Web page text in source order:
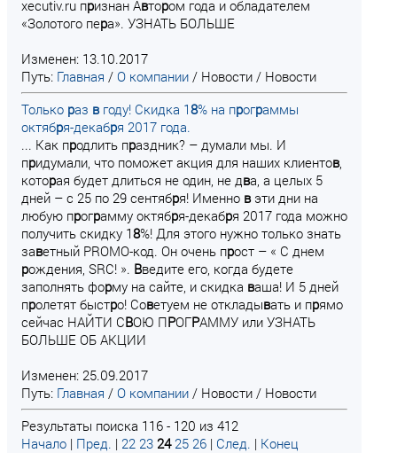
xecutiv.ru признан Автором года и обладателем
«Золотого пера». УЗНАТЬ БОЛЬШЕ
Изменен: 13.10.2017
Путь: Главная / О компании / Новости / Новости
Только раз вгоду! Скидка 18% на программы
октября-декабря 2017 года.
... Как продлить праздник? – думали мы. И
придумали, что поможет акция для наших клиентов,
которая будет длиться не один, не два, а целых 5
дней – с 25 по 29 сентября! Именно вэти дни на
любую программу октября-декабря 2017 года можно
получить скидку 18%! Для этого нужно только знать
заветный PROMO-код. Он очень прост – « С днем
рождения, SRC! ». Введите его, когда будете
заполнять форму на сайте, и скидка ваша! И 5 дней
пролетят быстро! Советуем не откладывать и прямо
сейчас НАЙТИ СВОЮ ПРОГРАММУ или УЗНАТЬ
БОЛЬШЕ ОБ АКЦИИ
Изменен: 25.09.2017
Путь: Главная / О компании / Новости / Новости
Результаты поиска 116 - 120 из 412
Начало | Пред. | 22 23 24 25 26 | След. | Конец